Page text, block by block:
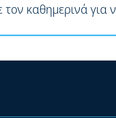
τον καθημερινά για